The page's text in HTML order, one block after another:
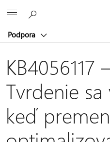
Podpora
KB4056117
Tvrdenie sa
keď